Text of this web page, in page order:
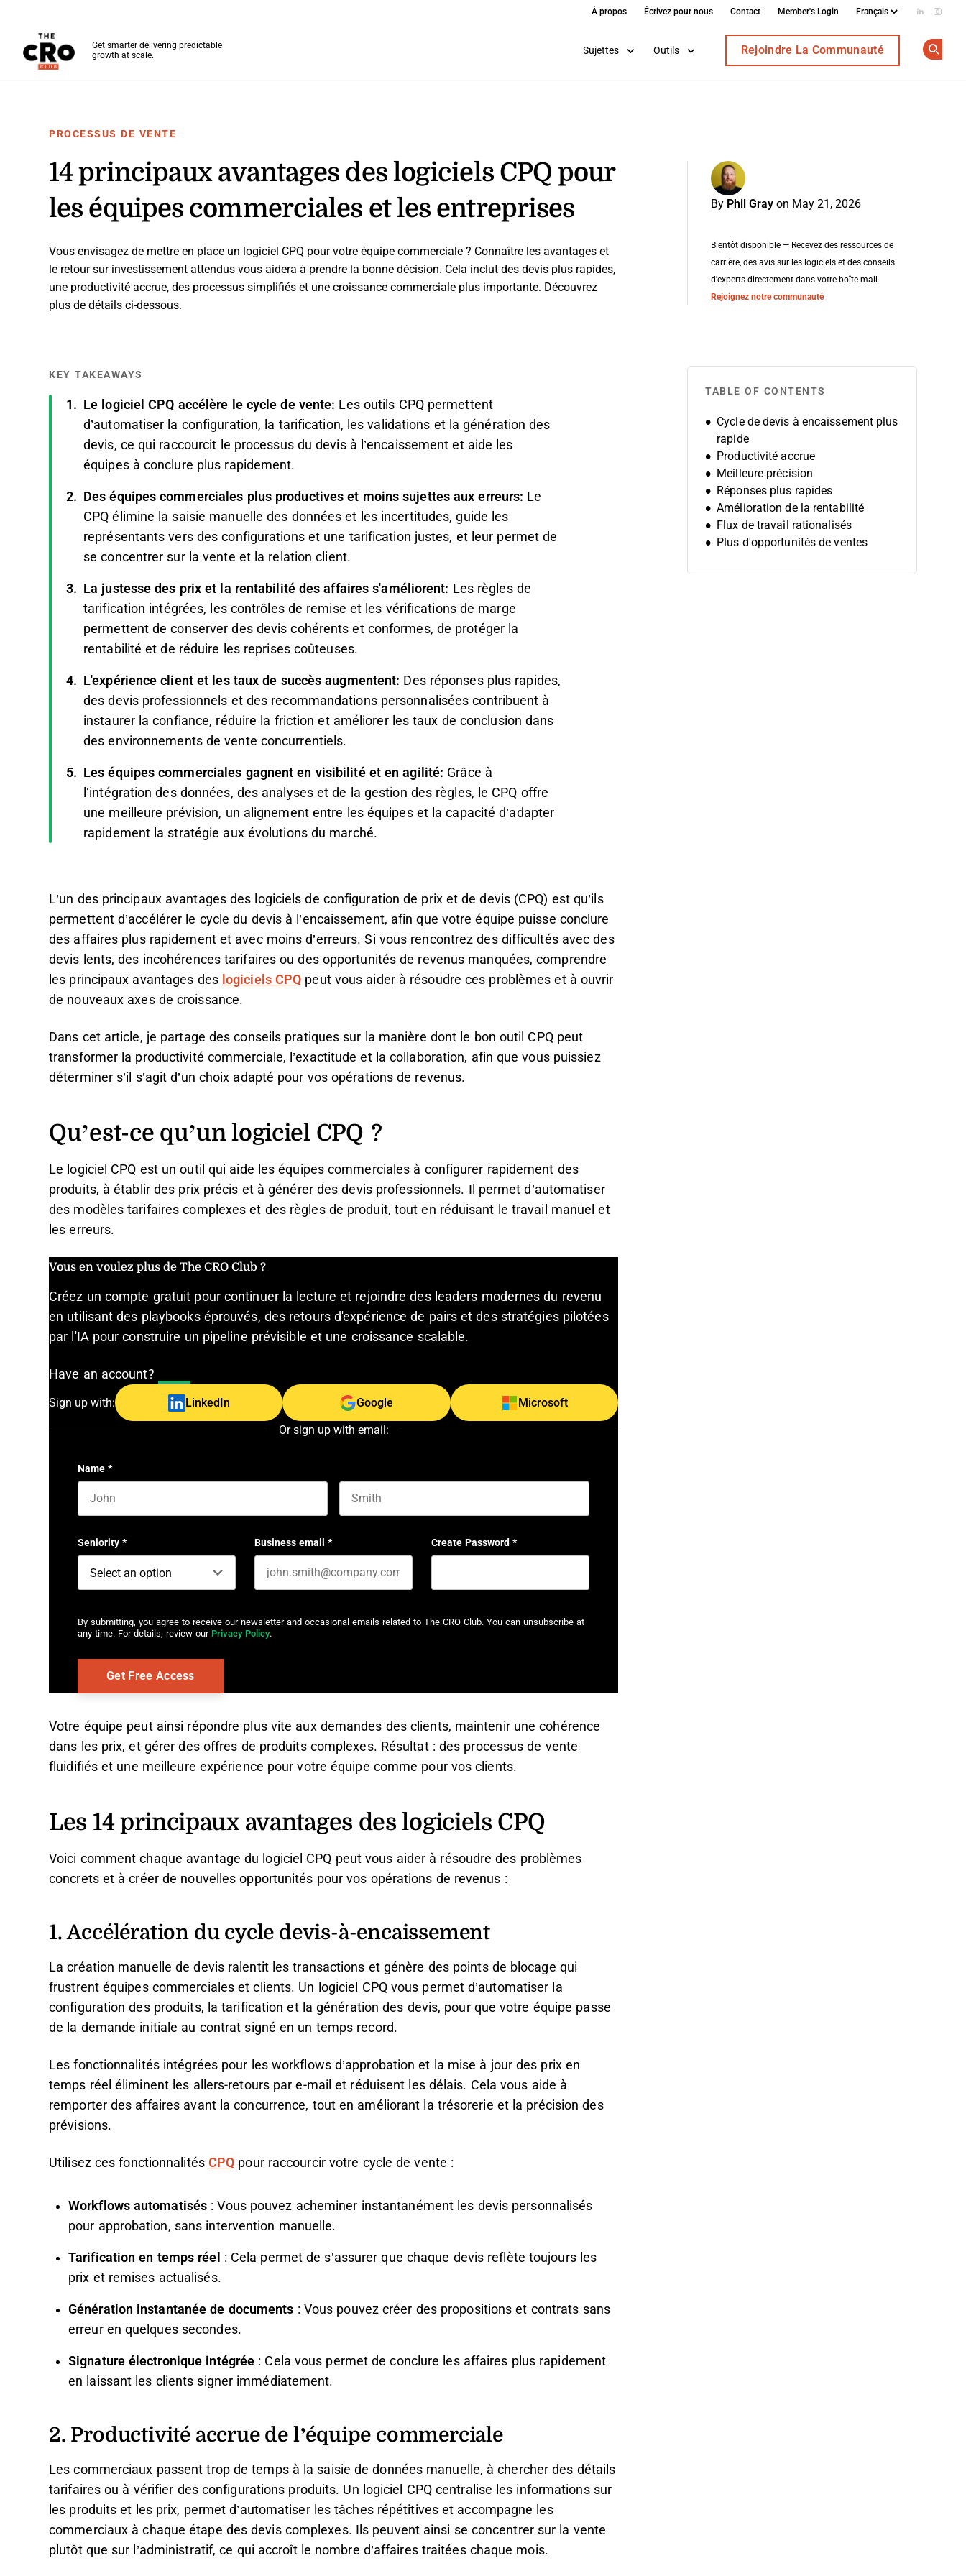
À propos Écrivez pour nous Contact Member's Login Add us
Get smarter delivering predictable
growth at scale.
Sujettes Outils Rejoindre La Communauté
PROCESSUS DE VENTE
14 principaux avantages des logiciels CPQ pour
les équipes commerciales et les entreprises
By Phil Gray on May 21, 2026
Bientôt disponible — Recevez des ressources de
carrière, des avis sur les logiciels et des conseils
d'experts directement dans votre boîte mail
Rejoignez notre communauté
Vous envisagez de mettre en place un logiciel CPQ pour votre équipe commerciale ? Connaître les avantages et
le retour sur investissement attendus vous aidera à prendre la bonne décision. Cela inclut des devis plus rapides,
une productivité accrue, des processus simplifiés et une croissance commerciale plus importante. Découvrez
plus de détails ci-dessous.
KEY TAKEAWAYS
Le logiciel CPQ accélère le cycle de vente: Les outils CPQ permettent
d’automatiser la configuration, la tarification, les validations et la génération des
devis, ce qui raccourcit le processus du devis à l’encaissement et aide les
équipes à conclure plus rapidement.
Des équipes commerciales plus productives et moins sujettes aux erreurs: Le
CPQ élimine la saisie manuelle des données et les incertitudes, guide les
représentants vers des configurations et une tarification justes, et leur permet de
se concentrer sur la vente et la relation client.
La justesse des prix et la rentabilité des affaires s'améliorent: Les règles de
tarification intégrées, les contrôles de remise et les vérifications de marge
permettent de conserver des devis cohérents et conformes, de protéger la
rentabilité et de réduire les reprises coûteuses.
L'expérience client et les taux de succès augmentent: Des réponses plus rapides,
des devis professionnels et des recommandations personnalisées contribuent à
instaurer la confiance, réduire la friction et améliorer les taux de conclusion dans
des environnements de vente concurrentiels.
Les équipes commerciales gagnent en visibilité et en agilité: Grâce à
l’intégration des données, des analyses et de la gestion des règles, le CPQ offre
une meilleure prévision, un alignement entre les équipes et la capacité d’adapter
rapidement la stratégie aux évolutions du marché.
L’un des principaux avantages des logiciels de configuration de prix et de devis (CPQ) est qu’ils
permettent d’accélérer le cycle du devis à l’encaissement, afin que votre équipe puisse conclure
des affaires plus rapidement et avec moins d’erreurs. Si vous rencontrez des difficultés avec des
devis lents, des incohérences tarifaires ou des opportunités de revenus manquées, comprendre
les principaux avantages des logiciels CPQ peut vous aider à résoudre ces problèmes et à ouvrir
de nouveaux axes de croissance.
Dans cet article, je partage des conseils pratiques sur la manière dont le bon outil CPQ peut
transformer la productivité commerciale, l’exactitude et la collaboration, afin que vous puissiez
déterminer s’il s’agit d’un choix adapté pour vos opérations de revenus.
Qu’est-ce qu’un logiciel CPQ ?
Le logiciel CPQ est un outil qui aide les équipes commerciales à configurer rapidement des
produits, à établir des prix précis et à générer des devis professionnels. Il permet d’automatiser
des modèles tarifaires complexes et des règles de produit, tout en réduisant le travail manuel et
les erreurs.
Vous en voulez plus de The CRO Club ?
Créez un compte gratuit pour continuer la lecture et rejoindre des leaders modernes du revenu
en utilisant des playbooks éprouvés, des retours d'expérience de pairs et des stratégies pilotées
par l'IA pour construire un pipeline prévisible et une croissance scalable.
Have an account?
Sign up with: LinkedIn Google Microsoft
Or sign up with email:
Name *
Seniority * Business email * Create Password *
By submitting, you agree to receive our newsletter and occasional emails related to The CRO Club. You can unsubscribe at
any time. For details, review our Privacy Policy.
Votre équipe peut ainsi répondre plus vite aux demandes des clients, maintenir une cohérence
dans les prix, et gérer des offres de produits complexes. Résultat : des processus de vente
fluidifiés et une meilleure expérience pour votre équipe comme pour vos clients.
Les 14 principaux avantages des logiciels CPQ
Voici comment chaque avantage du logiciel CPQ peut vous aider à résoudre des problèmes
concrets et à créer de nouvelles opportunités pour vos opérations de revenus :
1. Accélération du cycle devis-à-encaissement
La création manuelle de devis ralentit les transactions et génère des points de blocage qui
frustrent équipes commerciales et clients. Un logiciel CPQ vous permet d’automatiser la
configuration des produits, la tarification et la génération des devis, pour que votre équipe passe
de la demande initiale au contrat signé en un temps record.
Les fonctionnalités intégrées pour les workflows d’approbation et la mise à jour des prix en
temps réel éliminent les allers-retours par e-mail et réduisent les délais. Cela vous aide à
remporter des affaires avant la concurrence, tout en améliorant la trésorerie et la précision des
prévisions.
Utilisez ces fonctionnalités CPQ pour raccourcir votre cycle de vente :
Workflows automatisés : Vous pouvez acheminer instantanément les devis personnalisés
pour approbation, sans intervention manuelle.
Tarification en temps réel : Cela permet de s’assurer que chaque devis reflète toujours les
prix et remises actualisés.
Génération instantanée de documents : Vous pouvez créer des propositions et contrats sans
erreur en quelques secondes.
Signature électronique intégrée : Cela vous permet de conclure les affaires plus rapidement
en laissant les clients signer immédiatement.
2. Productivité accrue de l’équipe commerciale
Les commerciaux passent trop de temps à la saisie de données manuelle, à chercher des détails
tarifaires ou à vérifier des configurations produits. Un logiciel CPQ centralise les informations sur
les produits et les prix, permet d’automatiser les tâches répétitives et accompagne les
commerciaux à chaque étape des devis complexes. Ils peuvent ainsi se concentrer sur la vente
plutôt que sur l’administratif, ce qui accroît le nombre d’affaires traitées chaque mois.
TABLE OF CONTENTS
Cycle de devis à encaissement plus
rapide
Productivité accrue
Meilleure précision
Réponses plus rapides
Amélioration de la rentabilité
Flux de travail rationalisés
Plus d'opportunités de ventes
Offres simplifiées